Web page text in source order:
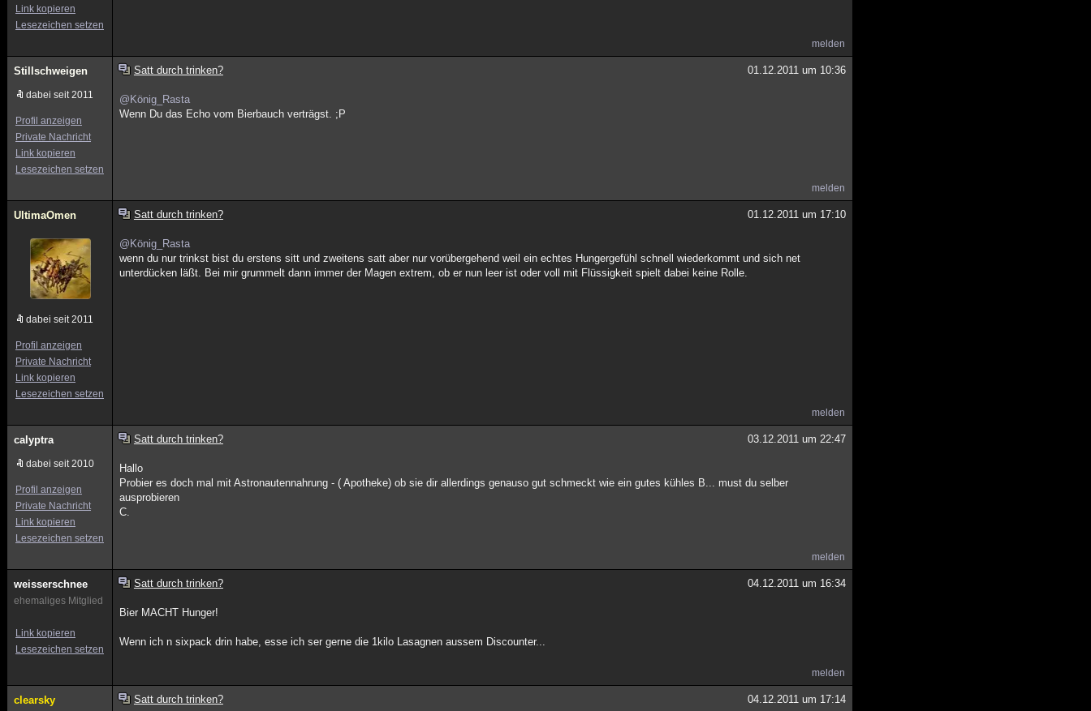
Link kopieren
Lesezeichen setzen
melden
Stillschweigen
dabei seit 2011
Profil anzeigen
Private Nachricht
Link kopieren
Lesezeichen setzen
Satt durch trinken? 01.12.2011 um 10:36
@König_Rasta
Wenn Du das Echo vom Bierbauch verträgst. ;P
melden
UltimaOmen
dabei seit 2011
Profil anzeigen
Private Nachricht
Link kopieren
Lesezeichen setzen
Satt durch trinken? 01.12.2011 um 17:10
@König_Rasta
wenn du nur trinkst bist du erstens sitt und zweitens satt aber nur vorübergehend weil ein echtes Hungergefühl schnell wiederkommt und sich net
unterdücken läßt. Bei mir grummelt dann immer der Magen extrem, ob er nun leer ist oder voll mit Flüssigkeit spielt dabei keine Rolle.
melden
calyptra
dabei seit 2010
Profil anzeigen
Private Nachricht
Link kopieren
Lesezeichen setzen
Satt durch trinken? 03.12.2011 um 22:47
Hallo
Probier es doch mal mit Astronautennahrung - ( Apotheke) ob sie dir allerdings genauso gut schmeckt wie ein gutes kühles B... must du selber
ausprobieren
C.
melden
weisserschnee
ehemaliges Mitglied
Link kopieren
Lesezeichen setzen
Satt durch trinken? 04.12.2011 um 16:34
Bier MACHT Hunger!
Wenn ich n sixpack drin habe, esse ich ser gerne die 1kilo Lasagnen aussem Discounter...
melden
clearsky Satt durch trinken? 04.12.2011 um 17:14